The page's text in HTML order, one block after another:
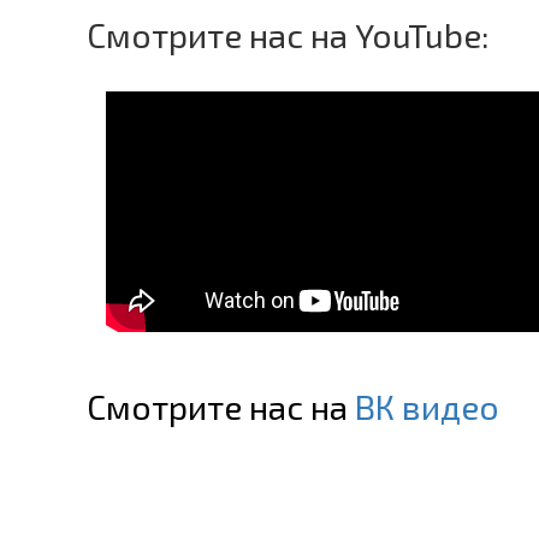
Смотрите нас на YouTube:
Смотрите нас на ВК видео